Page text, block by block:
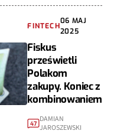
FINTECH
06 MAJ
2025
Fiskus
prześwietli
Polakom
zakupy. Koniec z
kombinowaniem
47 DAMIAN
JAROSZEWSKI